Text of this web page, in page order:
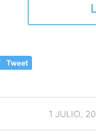
1 JULIO,
/